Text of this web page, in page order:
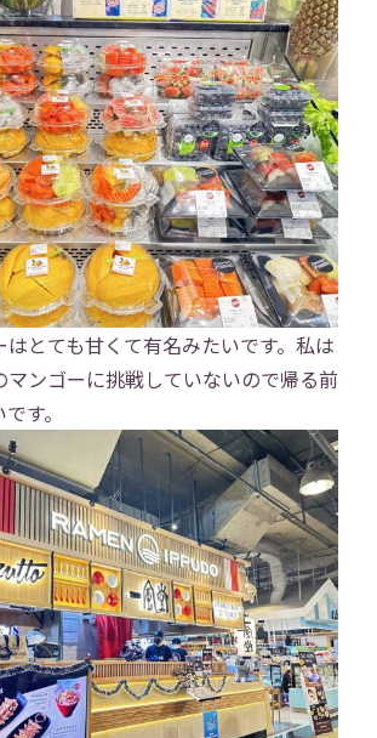
トップ
事業内容
とても甘くて有名みたいです。私は
マンゴーに挑戦していないので帰る前
す。